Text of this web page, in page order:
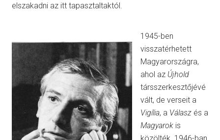
elszakadni az itt tapasztaltaktól.
1945-ben
visszatérhetett
Magyarországra,
ahol az Újhold
társszerkesztőjévé
vált, de verseit a
Vigília, a Válasz és a
Magyarok is
közölték. 1946-ban